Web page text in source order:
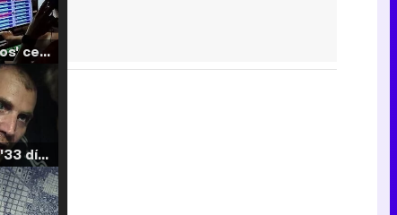
'120 Minutos' celebra sus 2.000 programas en Telemadrid con un vídeo del día a día en la redacción
Tráiler de '33 días', la nueva serie de Atresplayer con Julián Villagrán y José Manuel Poga